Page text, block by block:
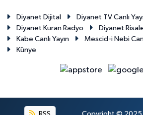
Diyanet Dijital Diyanet TV Canlı
Diyanet Kuran Radyo
Diyanet
Kabe Canlı Yayın
Mescid-i Nebi
Künye
İstanbul Müftülüğü
İzmir Müftülüğü